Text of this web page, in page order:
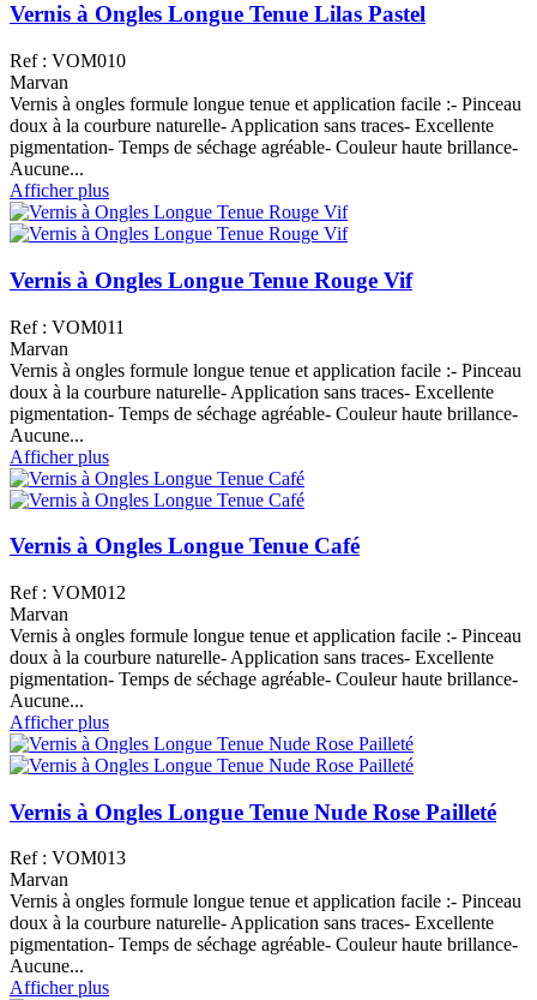
Vernis à Ongles Longue Tenue Lilas Pastel
Ref : VOM010
Marvan
Vernis à ongles formule longue tenue et application facile :- Pinceau
doux à la courbure naturelle- Application sans traces- Excellente
pigmentation- Temps de séchage agréable- Couleur haute brillance-
Aucune...
Afficher plus
Vernis à Ongles Longue Tenue Rouge Vif
Ref : VOM011
Marvan
Vernis à ongles formule longue tenue et application facile :- Pinceau
doux à la courbure naturelle- Application sans traces- Excellente
pigmentation- Temps de séchage agréable- Couleur haute brillance-
Aucune...
Afficher plus
Vernis à Ongles Longue Tenue Café
Ref : VOM012
Marvan
Vernis à ongles formule longue tenue et application facile :- Pinceau
doux à la courbure naturelle- Application sans traces- Excellente
pigmentation- Temps de séchage agréable- Couleur haute brillance-
Aucune...
Afficher plus
Vernis à Ongles Longue Tenue Nude Rose Pailleté
Ref : VOM013
Marvan
Vernis à ongles formule longue tenue et application facile :- Pinceau
doux à la courbure naturelle- Application sans traces- Excellente
pigmentation- Temps de séchage agréable- Couleur haute brillance-
Aucune...
Afficher plus